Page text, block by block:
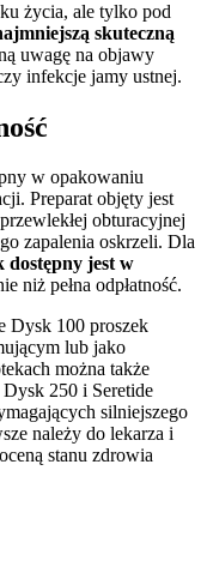
życia, ale tylko pod
skuteczną
uwagę na objawy
infekcje jamy ustnej.
w opakowaniu
Preparat objęty jest
obturacyjnej
zapalenia oskrzeli. Dla
dostępny jest w
niż pełna odpłatność.
Dysk 100 proszek
lub jako
można także
250 i Seretide
silniejszego
należy do lekarza i
stanu zdrowia